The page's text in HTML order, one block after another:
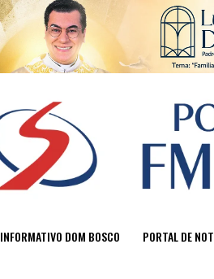
INFORMATIVO DOM BOSCO PORTAL DE